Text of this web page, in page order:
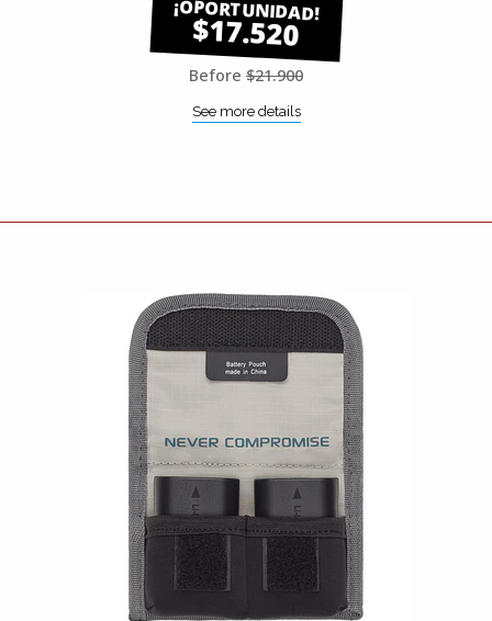
$17.520
Before $21.900
See more details